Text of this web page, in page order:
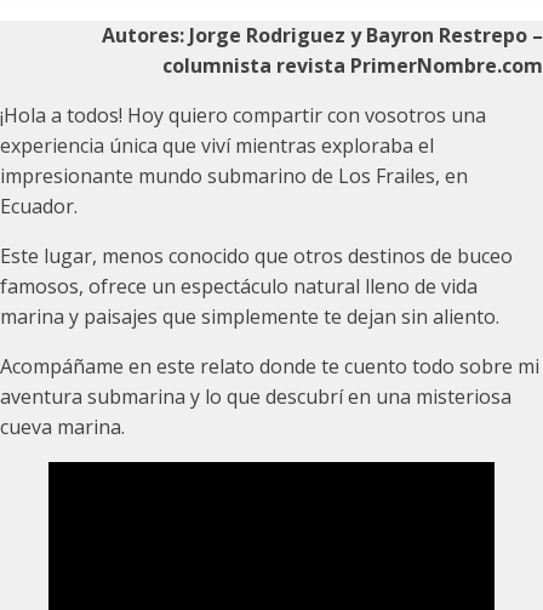
Autores: Jorge Rodriguez y Bayron Restrepo –
columnista revista PrimerNombre.com
¡Hola a todos! Hoy quiero compartir con vosotros una
experiencia única que viví mientras exploraba el
impresionante mundo submarino de Los Frailes, en
Ecuador.
Este lugar, menos conocido que otros destinos de buceo
famosos, ofrece un espectáculo natural lleno de vida
marina y paisajes que simplemente te dejan sin aliento.
Acompáñame en este relato donde te cuento todo sobre mi
aventura submarina y lo que descubrí en una misteriosa
cueva marina.